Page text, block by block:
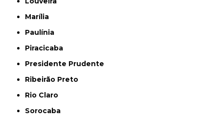
Marília
Paulínia
Piracicaba
Presidente Prudente
Ribeirão Preto
Rio Claro
Sorocaba